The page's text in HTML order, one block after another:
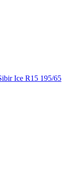
Ice R15 195/65